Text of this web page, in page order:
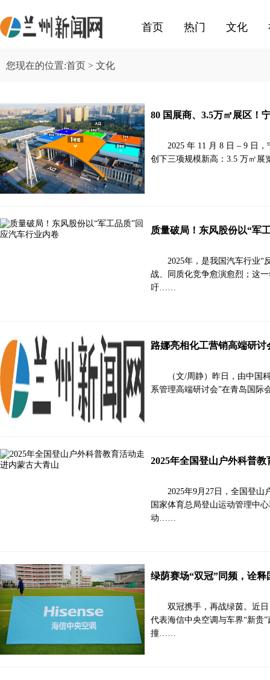
首页 热门 文化
您现在的位置:首页 > 文化
80 国展商、3.5万㎡展区！
2025 年 11 月 8 日 – 9 日
创下三项规模新高：3.5 万㎡
质量破局！东风股份以“军
2025年，是我国汽车行业“
战、同质化竞争愈演愈烈；这
吁……
路娜亮相化工营销高端研
（文/周静）昨日，由中国
系管理高端研讨会”在青岛国
2025年全国登山户外科普
2025年9月27日，全国登
国家体育总局登山运动管理中
动……
绿荫赛场“双冠”同频，诠释
双冠携手，再战绿茵。近
代表海信中央空调与车界“新贵
撞……